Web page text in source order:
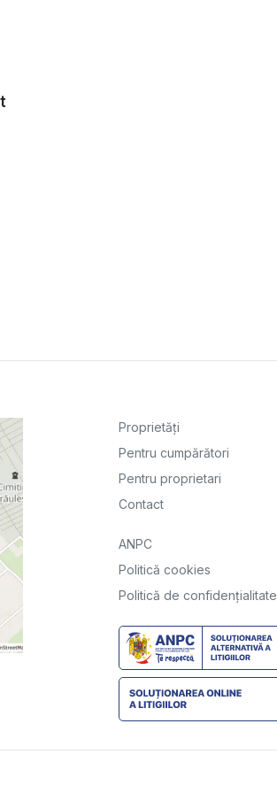
Proprietăți
Pentru cumpărători
Pentru proprietari
Contact
ANPC
Politică cookies
Politică de confidențialitate